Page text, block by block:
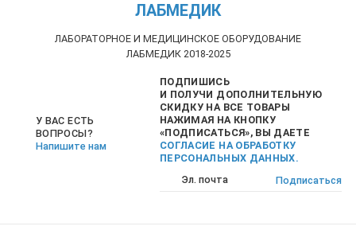
ЛАБМЕДИК
ЛАБОРАТОРНОЕ И МЕДИЦИНСКОЕ ОБОРУДОВАНИЕ
ЛАБМЕДИК 2018-2025
У ВАС ЕСТЬ
ВОПРОСЫ?
Напишите нам
ПОДПИШИСЬ
И ПОЛУЧИ ДОПОЛНИТЕЛЬНУЮ
СКИДКУ НА ВСЕ ТОВАРЫ
НАЖИМАЯ НА КНОПКУ
«ПОДПИСАТЬСЯ», ВЫ ДАЕТЕ
СОГЛАСИЕ НА ОБРАБОТКУ
ПЕРСОНАЛЬНЫХ ДАННЫХ.
Подписаться